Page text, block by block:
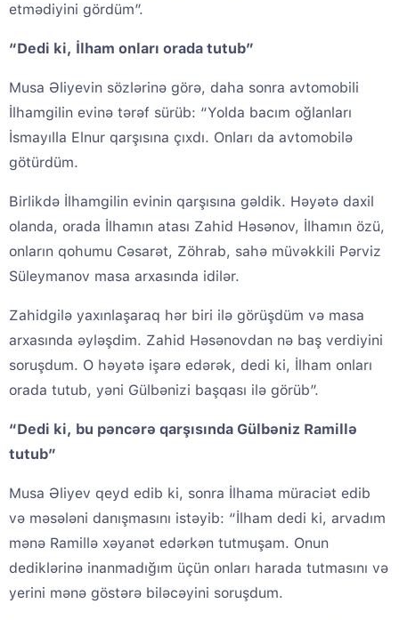
etmədiyini gördüm”.
“Dedi ki, İlham onları orada tutub”
Musa Əliyevin sözlərinə görə, daha sonra avtomobili
İlhamgilin evinə tərəf sürüb: “Yolda bacım oğlanları
İsmayılla Elnur qarşısına çıxdı. Onları da avtomobilə
götürdüm.
Birlikdə İlhamgilin evinin qarşısına gəldik. Həyətə daxil
olanda, orada İlhamın atası Zahid Həsənov, İlhamın özü,
onların qohumu Cəsarət, Zöhrab, sahə müvəkkili Pərviz
Süleymanov masa arxasında idilər.
Zahidgilə yaxınlaşaraq hər biri ilə görüşdüm və masa
arxasında əyləşdim. Zahid Həsənovdan nə baş verdiyini
soruşdum. O həyətə işarə edərək, dedi ki, İlham onları
orada tutub, yəni Gülbənizi başqası ilə görüb”.
“Dedi ki, bu pəncərə qarşısında Gülbəniz Ramillə
tutub”
Musa Əliyev qeyd edib ki, sonra İlhama müraciət edib
və məsələni danışmasını istəyib: “İlham dedi ki, arvadım
mənə Ramillə xəyanət edərkən tutmuşam. Onun
dediklərinə inanmadığım üçün onları harada tutmasını və
yerini mənə göstərə biləcəyini soruşdum.